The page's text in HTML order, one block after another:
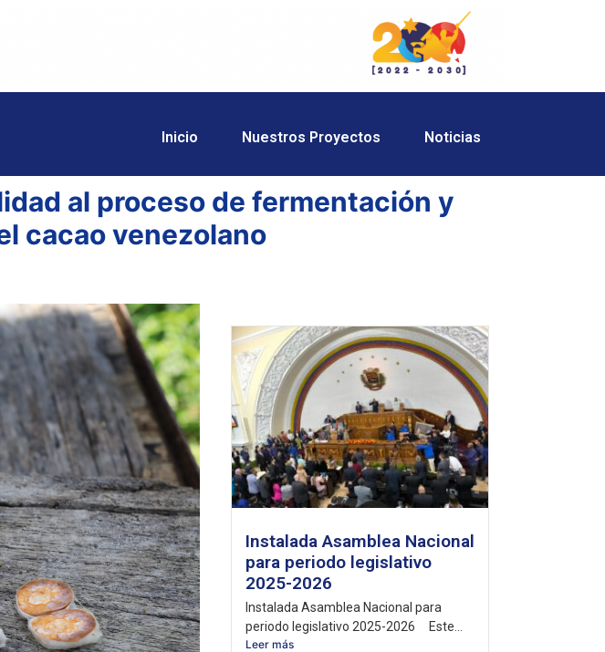
Inicio Nuestros Proyectos Noticias
al proceso de fermentación y
cacao venezolano
Instalada Asamblea Nacional
para periodo legislativo
2025-2026
Instalada Asamblea Nacional para
periodo legislativo 2025-2026 Este...
Leer más